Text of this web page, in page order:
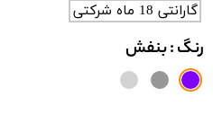
گارانتی 18 ماه شرکتی
رنگ: بنفش